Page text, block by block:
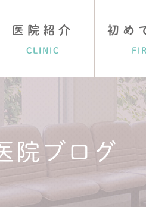
医院紹介
CLINIC
セス・診療時間
初め
美肌のために
院ブログ